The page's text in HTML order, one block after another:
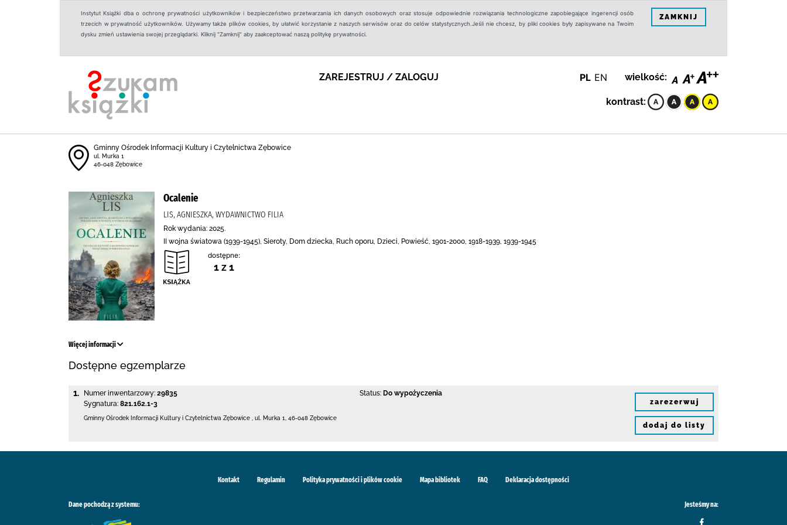
Instytut Książki dba o ochronę prywatności użytkowników i bezpieczeństwo przetwarzania ich danych osobowych oraz stosuje odpowiednie rozwiązania technologiczne zapobiegające ingerencji osób
trzecich w prywatność użytkowników. Używamy także plików cookies, by ułatwić korzystanie z naszych serwisów oraz do celów statystycznych.Jeśli nie chcesz, by pliki cookies były zapisywane na Twoim
dysku zmień ustawienia swojej przeglądarki. Kliknij "Zamknij" aby zaakceptować naszą politykę prywatności.
ZAMKNIJ
ZAREJESTRUJ / ZALOGUJ PL EN wielkość:
kontrast:
Gminny Ośrodek Informacji Kultury i Czytelnictwa Zębowice
ul. Murka 1
46-048 Zębowice
Ocalenie
LIS, AGNIESZKA, WYDAWNICTWO FILIA
Rok wydania: 2025.
II wojna światowa (1939-1945), Sieroty, Dom dziecka, Ruch oporu, Dzieci, Powieść, 1901-2000, 1918-1939, 1939-1945
dostępne:
1 z 1
Więcej informacji
Dostępne egzemplarze
1. Numer inwentarzowy: 29835
Sygnatura: 821.162.1-3
Status: Do wypożyczenia
Gminny Ośrodek Informacji Kultury i Czytelnictwa Zębowice ul. Murka 1 46-048 Zębowice
zarezerwuj
dodaj do listy
Kontakt Regulamin Polityka prywatności i plików cookie Mapa bibliotek FAQ Deklaracja dostępności
Dane pochodzą z systemu: Jesteśmy na: